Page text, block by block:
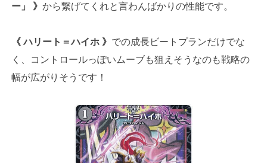
ー」 》 から繋げてくれと言わんばかりの性能です。
《 ハリート＝ハイホ 》 での成長ビートプランだけでな
く、コントロールっぽいムーブも狙えそうなのも戦略の
幅が広がりそうです！